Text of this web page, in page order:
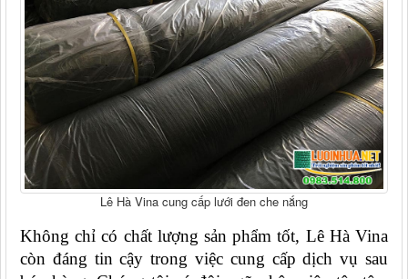
Lê Hà Vina cung cấp lưới đen che nắng
Không chỉ có chất lượng sản phẩm tốt, Lê Hà Vina
còn đáng tin cậy trong việc cung cấp dịch vụ sau